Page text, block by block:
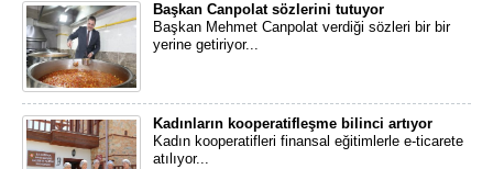
Başkan Canpolat sözlerini tutuyor
Başkan Mehmet Canpolat verdiği sözleri bir bir
yerine getiriyor...
Kadınların kooperatifleşme bilinci artıyor
Kadın kooperatifleri finansal eğitimlerle e-ticarete
atılıyor...